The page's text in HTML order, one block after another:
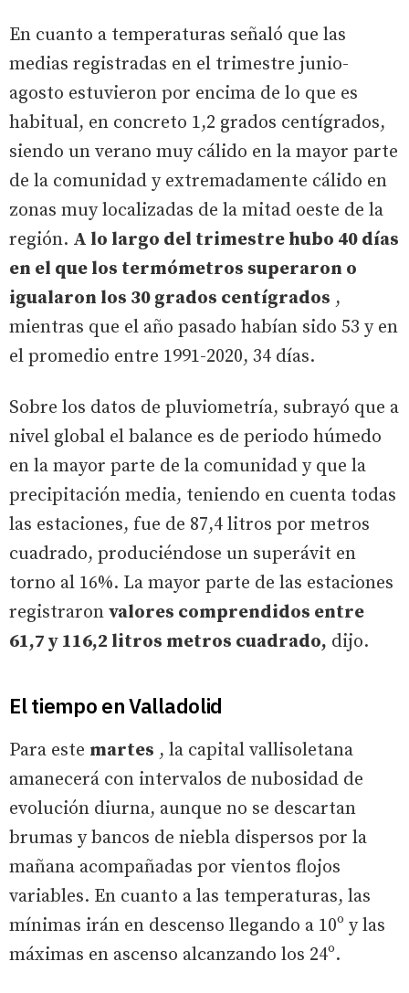
En cuanto a temperaturas señaló que las
medias registradas en el trimestre junio-
agosto estuvieron por encima de lo que es
habitual, en concreto 1,2 grados centígrados,
siendo un verano muy cálido en la mayor parte
de la comunidad y extremadamente cálido en
zonas muy localizadas de la mitad oeste de la
región. A lo largo del trimestre hubo 40 días
en el que los termómetros superaron o
igualaron los 30 grados centígrados ,
mientras que el año pasado habían sido 53 y en
el promedio entre 1991-2020, 34 días.
Sobre los datos de pluviometría, subrayó que a
nivel global el balance es de periodo húmedo
en la mayor parte de la comunidad y que la
precipitación media, teniendo en cuenta todas
las estaciones, fue de 87,4 litros por metros
cuadrado, produciéndose un superávit en
torno al 16%. La mayor parte de las estaciones
registraron valores comprendidos entre
61,7 y 116,2 litros metros cuadrado, dijo.
El tiempo en Valladolid
Para este martes , la capital vallisoletana
amanecerá con intervalos de nubosidad de
evolución diurna, aunque no se descartan
brumas y bancos de niebla dispersos por la
mañana acompañadas por vientos flojos
variables. En cuanto a las temperaturas, las
mínimas irán en descenso llegando a 10º y las
máximas en ascenso alcanzando los 24º.